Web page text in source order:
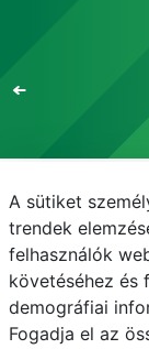
Email
A sütiket
trendek
felhasználók
követéséhez és
demográfiai
Fogadja el az